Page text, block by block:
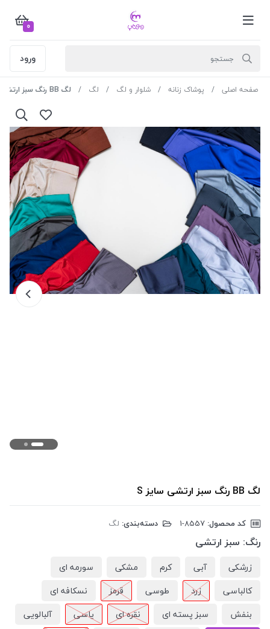
0
ورود
صفحه اصلی پوشاک زنانه شلوار و لگ لگ لگ BB رنگ سبز ارتشی سایز S
لگ BB رنگ سبز ارتشی سایز S
کد محصول: دسته‌بندی: لگ
رنگ: سبز ارتشی
زرشکی آبی کرم مشکی
سورمه ای
کالباسی
زرد طوسی قرمز
نسکافه ای
بنفش
سبز پسته ای نقره ای یاسی
آلبالویی